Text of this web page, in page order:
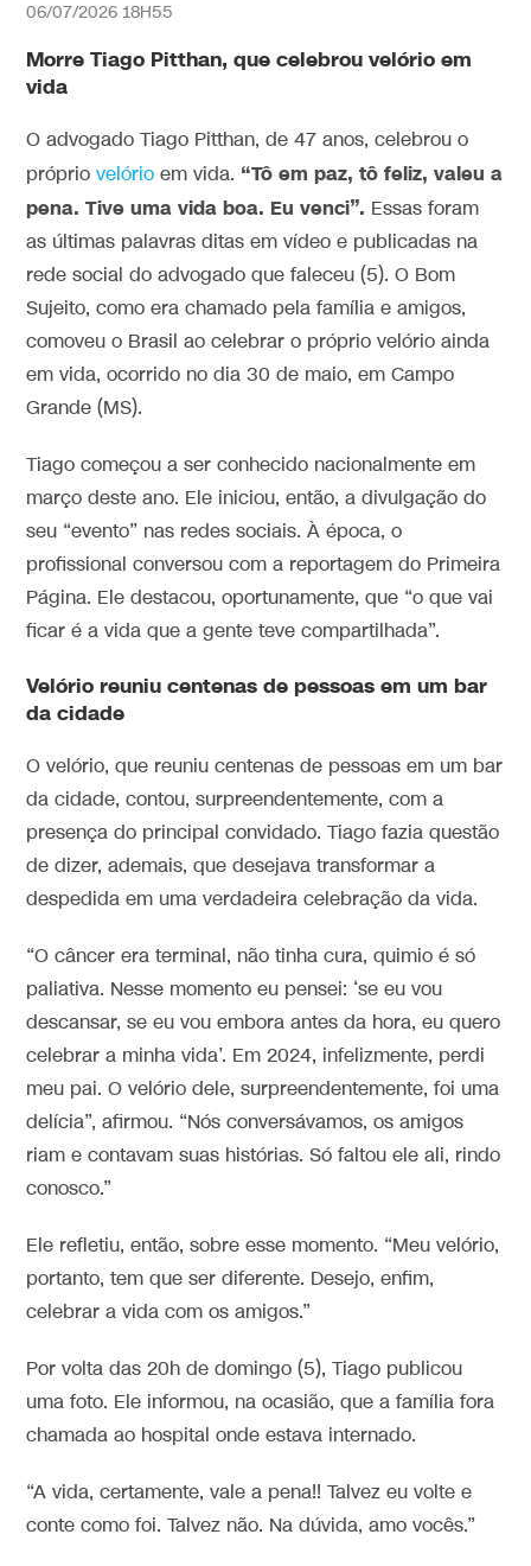
06/07/2026 18H55
Morre Tiago Pitthan, que celebrou velório em
vida
O advogado Tiago Pitthan, de 47 anos, celebrou o
própriovelório em vida. “Tô em paz, tô feliz, valeu a
pena. Tive uma vida boa. Eu venci”. Essas foram
as últimas palavras ditas em vídeo e publicadas na
rede social do advogado que faleceu (5). O Bom
Sujeito, como era chamado pela família e amigos,
comoveu o Brasil ao celebrar o próprio velório ainda
em vida, ocorrido no dia 30 de maio, em Campo
Grande (MS).
Tiago começou a ser conhecido nacionalmente em
março deste ano. Ele iniciou, então, a divulgação do
seu “evento” nas redes sociais. À época, o
profissional conversou com a reportagem do Primeira
Página. Ele destacou, oportunamente, que “o que vai
ficar é a vida que a gente teve compartilhada”.
Velório reuniu centenas de pessoas em um bar
da cidade
O velório, que reuniu centenas de pessoas em um bar
da cidade, contou, surpreendentemente, com a
presença do principal convidado. Tiago fazia questão
de dizer, ademais, que desejava transformar a
despedida em uma verdadeira celebração da vida.
“O câncer era terminal, não tinha cura, quimio é só
paliativa. Nesse momento eu pensei: ‘se eu vou
descansar, se eu vou embora antes da hora, eu quero
celebrar a minha vida’. Em 2024, infelizmente, perdi
meu pai. O velório dele, surpreendentemente, foi uma
delícia”, afirmou. “Nós conversávamos, os amigos
riam e contavam suas histórias. Só faltou ele ali, rindo
conosco.”
Ele refletiu, então, sobre esse momento. “Meu velório,
portanto, tem que ser diferente. Desejo, enfim,
celebrar a vida com os amigos.”
Por volta das 20h de domingo (5), Tiago publicou
uma foto. Ele informou, na ocasião, que a família fora
chamada ao hospital onde estava internado.
“A vida, certamente, vale a pena!! Talvez eu volte e
conte como foi. Talvez não. Na dúvida, amo vocês.”